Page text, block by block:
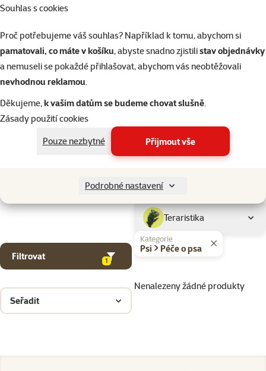
Souhlas s cookies
Proč potřebujeme váš souhlas? Například k tomu, abychom si
pamatovali, co máte v košíku, abyste snadno zjistilistav objednávky
a nemuseli se pokaždé přihlašovat, abychom vás neobtěžovali
nevhodnou reklamou.
Děkujeme,k vašim datům se budeme chovat slušně.
Zásady použití cookies
Pouze nezbytné
Přijmout vše
Podrobné nastavení
Kočky
Drobní savci
Ptáci
Teraristika
Parametrický filtr
Filtrovat 1
Vybrané filtry
Kategorie
Psi > Péče o psa
Seřadit
Produkty v akci Super zoo magazín léto 2026
Nenalezeny žádné produkty